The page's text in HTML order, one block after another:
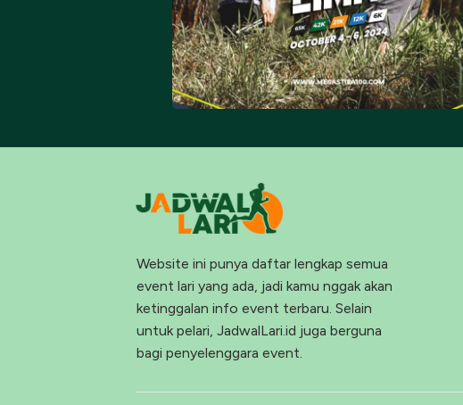
Website ini punya daftar lengkap semua
event lari yang ada, jadi kamu nggak akan
ketinggalan info event terbaru. Selain
untuk pelari, JadwalLari.id juga berguna
bagi penyelenggara event.